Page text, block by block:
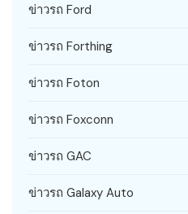
ข่าวรถ Ford
ข่าวรถ Forthing
ข่าวรถ Foton
ข่าวรถ Foxconn
ข่าวรถ GAC
ข่าวรถ Galaxy Auto